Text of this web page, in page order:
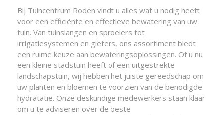
Bij Tuincentrum Roden vindt u alles wat u nodig heeft
voor een efficiënte en effectieve bewatering van uw
tuin. Van tuinslangen en sproeiers tot
irrigatiesystemen en gieters, ons assortiment biedt
een ruime keuze aan bewateringsoplossingen. Of u nu
een kleine stadstuin heeft of een uitgestrekte
landschapstuin, wij hebben het juiste gereedschap om
uw planten en bloemen te voorzien van de benodigde
hydratatie. Onze deskundige medewerkers staan klaar
om u te adviseren over de beste